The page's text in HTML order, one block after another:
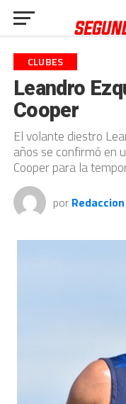
CLUBES
Leandro
Cooper
El volante diestro
años se confirmó en
Cooper para la
por Redaccion